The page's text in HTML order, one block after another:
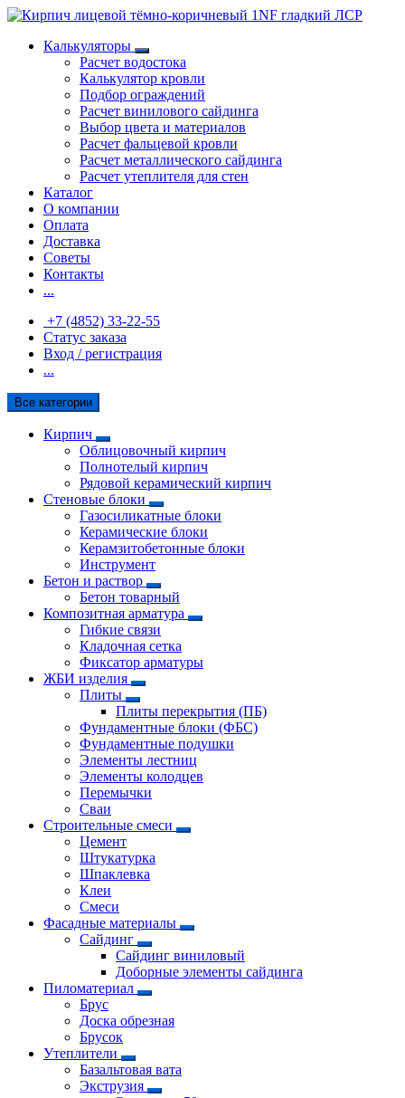
Калькуляторы
Расчет водостока
Калькулятор кровли
Подбор ограждений
Расчет винилового сайдинга
Выбор цвета и материалов
Расчет фальцевой кровли
Расчет металлического сайдинга
Расчет утеплителя для стен
Каталог
О компании
Оплата
Доставка
Советы
Контакты
...
+7 (4852) 33-22-55
Статус заказа
Вход / регистрация
...
Все категории
Кирпич
Облицовочный кирпич
Полнотелый кирпич
Рядовой керамический кирпич
Стеновые блоки
Газосиликатные блоки
Керамические блоки
Керамзитобетонные блоки
Инструмент
Бетон и раствор
Бетон товарный
Композитная арматура
Гибкие связи
Кладочная сетка
Фиксатор арматуры
ЖБИ изделия
Плиты
Плиты перекрытия (ПБ)
Фундаментные блоки (ФБС)
Фундаментные подушки
Элементы лестниц
Элементы колодцев
Перемычки
Сваи
Строительные смеси
Цемент
Штукатурка
Шпаклевка
Клеи
Смеси
Фасадные материалы
Сайдинг
Сайдинг виниловый
Доборные элементы сайдинга
Пиломатериал
Брус
Доска обрезная
Брусок
Утеплители
Базальтовая вата
Экструзия